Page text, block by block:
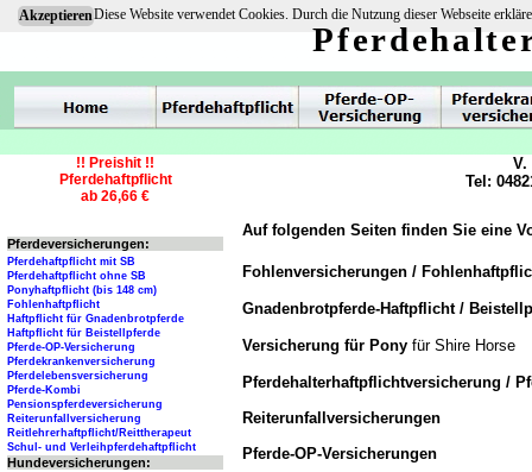
AkzeptierenDiese Website verwendet Cookies. Durch die Nutzung dieser Webseite
Auf folgenden Seiten finden Sie eine
Fohlenversicherungen /
Gnadenbrotpferde-Haftpflicht /
Versicherung für Pony für Shire Horse
Pferdehalterhaftpflichtversicherung /
Reiterunfallversicherungen
Pferde-OP-Versicherungen
V.
Tel:
!! Preishit !!
Pferdehaftpflicht
ab 26,66 €
Pferdeversicherungen:
Pferdehaftpflicht mit SB
Pferdehaftpflicht ohne SB
Ponyhaftpflicht (bis 148 cm)
Fohlenhaftpflicht
Haftpflicht für Gnadenbrotpferde
Haftpflicht für Beistellpferde
Pferde-OP-Versicherung
Pferdekrankenversicherung
Pferdelebensversicherung
Pferde-Kombi
Pensionspferdeversicherung
Reiterunfallversicherung
Reitlehrerhaftpflicht/Reittherapeut
Schul- und Verleihpferdehaftpflicht
Hundeversicherungen: